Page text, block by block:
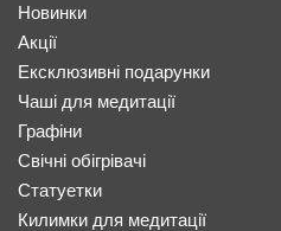
Новинки
Акції
Ексклюзивні подарунки
Чаші для медитації
Графіни
Свічні обігрівачі
Статуетки
Килимки для медитації